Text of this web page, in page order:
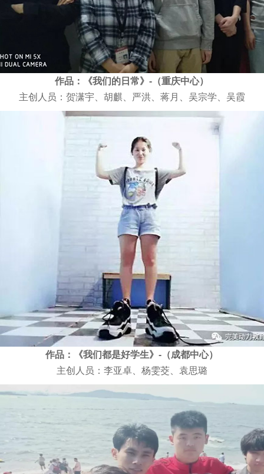
作品：《我们的日常》-（重庆中心）
主创人员：贺潇宇、胡麒、严洪、蒋月、吴宗学、吴霞
作品：《我们都是好学生》-（成都中心）
主创人员：李亚卓、杨雯茭、袁思璐